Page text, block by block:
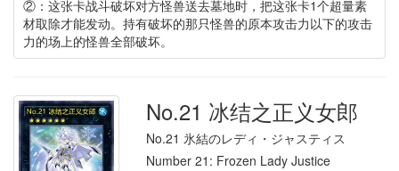
②：这张卡战斗破坏对方怪兽送去墓地时，把这张卡1个超量素
材取除才能发动。持有破坏的那只怪兽的原本攻击力以下的攻击
力的场上的怪兽全部破坏。
No.21 冰结之正义女郎
No.21 氷結のレディ・ジャスティス
Number 21: Frozen Lady Justice